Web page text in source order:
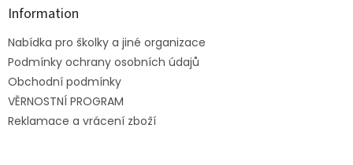
Information
Nabídka pro školky a jiné organizace
Podmínky ochrany osobních údajů
Obchodní podmínky
VĚRNOSTNÍ PROGRAM
Reklamace a vrácení zboží